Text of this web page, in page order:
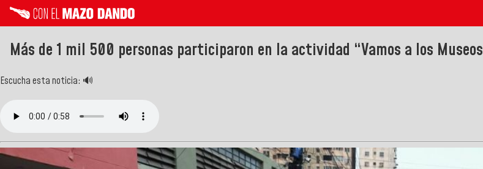
Más de 1 mil 500 personas participaron en la actividad “Vamos a los Museos
Escucha esta noticia: 🔊